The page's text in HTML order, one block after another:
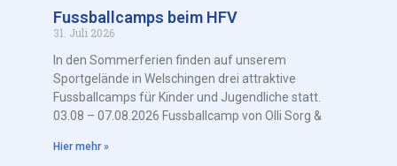
Fussballcamps beim HFV
31. Juli 2026
In den Sommerferien finden auf unserem
Sportgelände in Welschingen drei attraktive
Fussballcamps für Kinder und Jugendliche statt.
03.08 – 07.08.2026 Fussballcamp von Olli Sorg &
Hier mehr »